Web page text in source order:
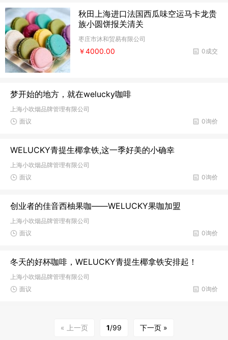
秋田上海进口法国西瓜味空运马卡龙贵
族小圆饼报关清关
枣庄市沐和贸易有限公司
0成交
￥4000.00
梦开始的地方，就在welucky咖啡
上海小吹烟品牌管理有限公司
0询价
面议
WELUCKY青提生椰拿铁,这一季好美的小确幸
上海小吹烟品牌管理有限公司
0询价
面议
创业者的佳音西柚果咖——WELUCKY果咖加盟
上海小吹烟品牌管理有限公司
0询价
面议
冬天的好杯咖啡，WELUCKY青提生椰拿铁安排起！
上海小吹烟品牌管理有限公司
0询价
面议
« 上一页 1/99 下一页 »